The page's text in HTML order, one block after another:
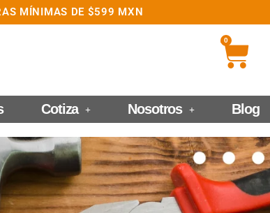
MÍNIMAS DE $599 MXN
0
Cotiza Nosotros Blog